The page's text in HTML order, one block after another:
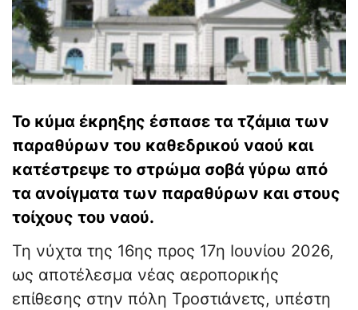
Το κύμα έκρηξης έσπασε τα τζάμια των
παραθύρων του καθεδρικού ναού και
κατέστρεψε το στρώμα σοβά γύρω από
τα ανοίγματα των παραθύρων και στους
τοίχους του ναού.
Τη νύχτα της 16ης προς 17η Ιουνίου 2026,
ως αποτέλεσμα νέας αεροπορικής
επίθεσης στην πόλη Τροστιάνετς, υπέστη